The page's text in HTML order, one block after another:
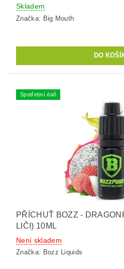
Skladem
Značka: Big Mouth
Spotřební daň
PŘÍCHUŤ BOZZ -
LIČI) 10ML
Není skladem
Značka: Bozz Liquids